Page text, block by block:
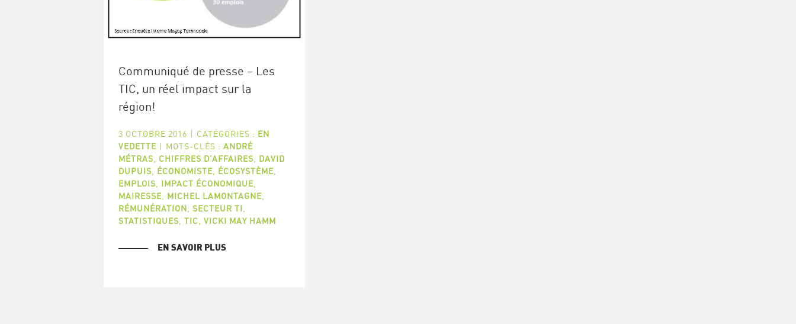
Communiqué de presse – Les
TIC, un réel impact sur la
région!
3 OCTOBRE 2016 | CATÉGORIES : EN
VEDETTE | MOTS-CLÉS : ANDRÉ
MÉTRAS
CHIFFRES D’AFFAIRES
DAVID
DUPUIS
ÉCONOMISTE, ÉCOSYSTÈME,
EMPLOIS
IMPACT ÉCONOMIQUE,
MAIRESSE, MICHEL LAMONTAGNE,
RÉMUNÉRATION SECTEUR TI
STATISTIQUES TIC VICKI MAY HAMM
EN SAVOIR PLUS